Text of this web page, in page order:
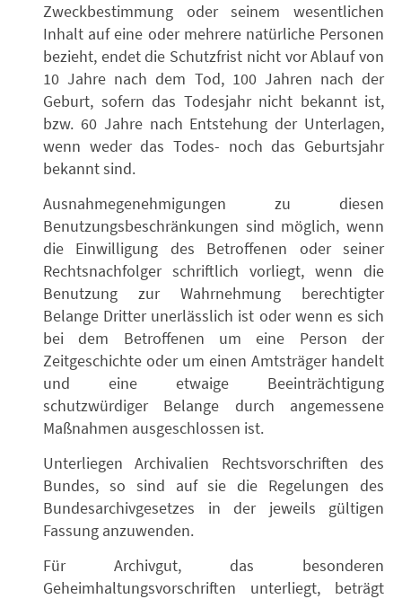
Zweckbestimmung oder seinem wesentlichen
Inhalt auf eine oder mehrere natürliche Personen
bezieht, endet die Schutzfrist nicht vor Ablauf von
10 Jahre nach dem Tod, 100 Jahren nach der
Geburt, sofern das Todesjahr nicht bekannt ist,
bzw. 60 Jahre nach Entstehung der Unterlagen,
wenn weder das Todes- noch das Geburtsjahr
bekannt sind.
Ausnahmegenehmigungen zu diesen
Benutzungsbeschränkungen sind möglich, wenn
die Einwilligung des Betroffenen oder seiner
Rechtsnachfolger schriftlich vorliegt, wenn die
Benutzung zur Wahrnehmung berechtigter
Belange Dritter unerlässlich ist oder wenn es sich
bei dem Betroffenen um eine Person der
Zeitgeschichte oder um einen Amtsträger handelt
und eine etwaige Beeinträchtigung
schutzwürdiger Belange durch angemessene
Maßnahmen ausgeschlossen ist.
Unterliegen Archivalien Rechtsvorschriften des
Bundes, so sind auf sie die Regelungen des
Bundesarchivgesetzes in der jeweils gültigen
Fassung anzuwenden.
Für Archivgut, das besonderen
Geheimhaltungsvorschriften unterliegt, beträgt